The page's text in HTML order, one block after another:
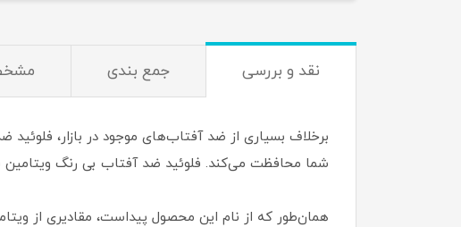
نقد و بررسی جمع بندی
شما محافظت می‌کند. فلوئید ضد آفتاب بی رنگ ویتامین